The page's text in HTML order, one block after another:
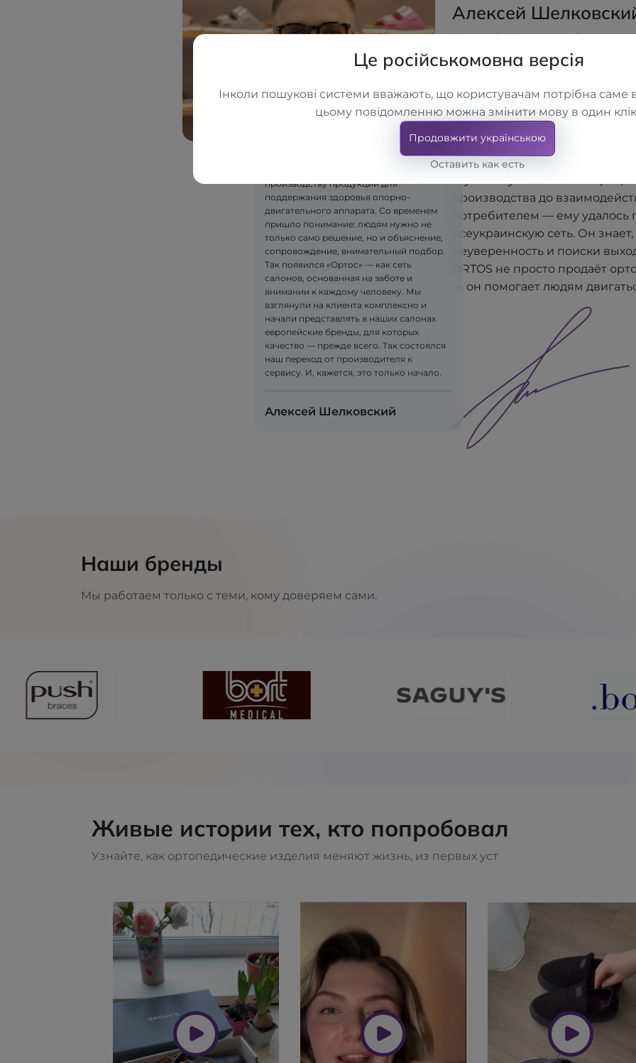
качественные ортопедические изделия.
Так возникла компания LLC "TORHOVYI
производству продукции для
поддержания здоровья опорно-
двигательного аппарата. Со временем
пришло понимание: людям нужно не
только само решение, но и объяснение,
сопровождение, внимательный подбор.
Так появился «Ортос» — как сеть
салонов, основанная на заботе и
внимании к каждому человеку. Мы
взглянули на клиента комплексно и
начали представлять в наших салонах
европейские бренды, для которых
качество — прежде всего. Так состоялся
наш переход от производителя к
сервису. И, кажется, это только начало.
Алексей Шелковский
Алексей
Алексей Шелковский —
вдохновитель сети
Имея медицинское и
он создавал ORTOS не как
людям действительно
крупное производственное
"TORHOVYI DIM "ALKOM", он
открыть собственную сеть
производства до
потребителем — ему удалось
всеукраинскую сеть. Он
неуверенность и поиски
ORTOS не просто продаёт
— он помогает людям
Наши бренды
Мы работаем только с теми, кому доверяем сами.
Живые истории тех, кто попробовал
Узнайте, как ортопедические изделия меняют жизнь, из первых уст
Це російськомовна версія
Інколи пошукові системи вважають, що користувачам потрібна саме
цьому повідомленню можна змінити мову в один
Продовжити українською
Оставить как есть